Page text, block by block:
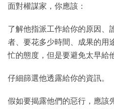
面對權謀家，你應該：
了解他指派工作給你的原因、
者、要花多少時間、成果的用
忙的態度，但是要避免太早給
仔細篩選他透露給你的資訊。
假如要揭露他們的惡行，應該